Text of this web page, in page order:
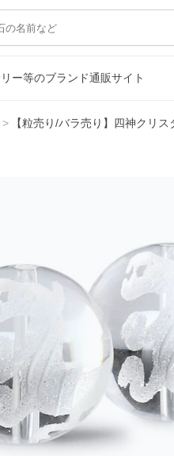
ー等のブランド通販サイト
【粒売り/バラ売り】四神クリ